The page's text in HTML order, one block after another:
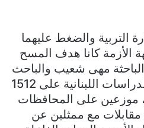
التربية والضغط عليهما
الأزمة كانا هدف المسح
مهى شعيب والباحث
محمد حمود في مركز الدراسات اللبنانية على 1512
وليّ أمر، موزعين على المحافظات
مع ممثلين عن